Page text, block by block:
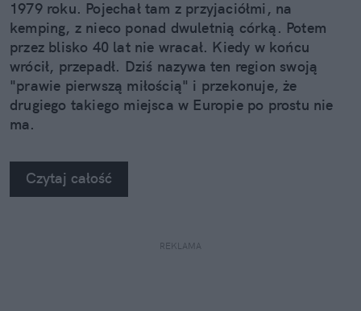
1979 roku. Pojechał tam z przyjaciółmi, na
kemping, z nieco ponad dwuletnią córką. Potem
przez blisko 40 lat nie wracał. Kiedy w końcu
wrócił, przepadł. Dziś nazywa ten region swoją
"prawie pierwszą miłością" i przekonuje, że
drugiego takiego miejsca w Europie po prostu nie
ma.
Czytaj całość
REKLAMA